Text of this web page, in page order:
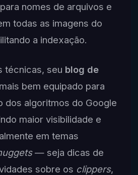
nomes de arquivos e
todas as imagens do
a indexação.
técnicas, seu blog de
bem equipado para
dos algoritmos do Google
maior visibilidade e
em temas
— seja dicas de
sobre os clippers,